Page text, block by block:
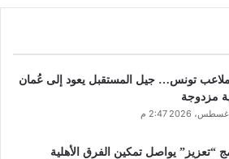
تونس… جيل المستقبل يعود إلى عُمان
مزدوجة
“تعزيز” يواصل تمكين الفرق الأهلية